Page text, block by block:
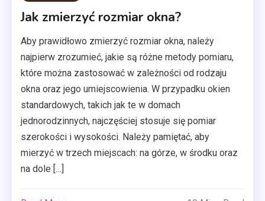
Jak zmierzyć rozmiar okna?
Aby prawidłowo zmierzyć rozmiar okna, należy
najpierw zrozumieć, jakie są różne metody pomiaru,
które można zastosować w zależności od rodzaju
okna oraz jego umiejscowienia. W przypadku okien
standardowych, takich jak te w domach
jednorodzinnych, najczęściej stosuje się pomiar
szerokości i wysokości. Należy pamiętać, aby
mierzyć w trzech miejscach: na górze, w środku oraz
na dole […]